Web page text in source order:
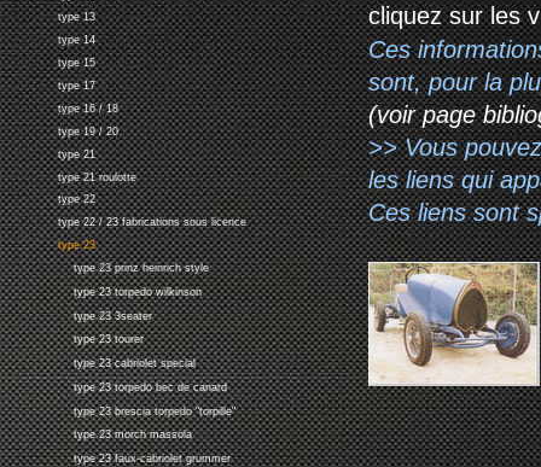
type 13
type 14
type 15
type 17
type 16 / 18
type 19 / 20
type 21
type 21 roulotte
type 22
type 22 / 23 fabrications sous licence
type 23
type 23 prinz heinrich style
type 23 torpedo wilkinson
type 23 3seater
type 23 tourer
type 23 cabriolet special
type 23 torpedo bec de canard
type 23 brescia torpedo "torpille"
type 23 morch massola
type 23 faux-cabriolet grummer
cliquez sur les
Ces
sont, pour la
(voir page
>> Vous
les liens qui
Ces liens sont